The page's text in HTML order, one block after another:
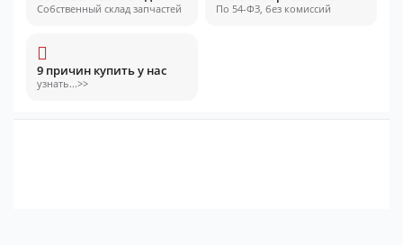
Собственный склад запчастей По 54-ФЗ, без комиссий
9 причин купить у нас
узнать...>>